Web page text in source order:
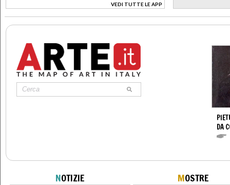
VEDI TUTTE LE APP
>
DA
NOTIZIE MOSTRE